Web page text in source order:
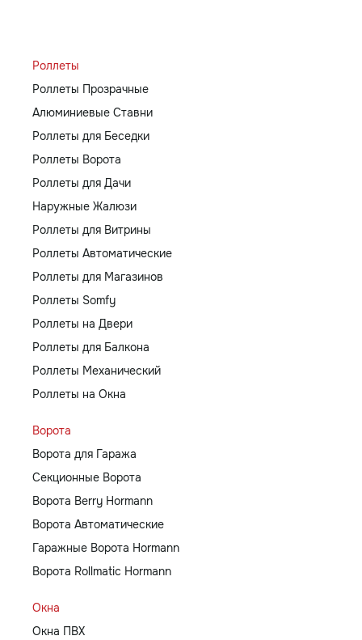
Роллеты
Роллеты Прозрачные
Алюминиевые Ставни
Роллеты для Беседки
Роллеты Ворота
Роллеты для Дачи
Наружные Жалюзи
Роллеты для Витрины
Роллеты Автоматические
Роллеты для Магазинов
Роллеты Somfy
Роллеты на Двери
Роллеты для Балкона
Роллеты Механический
Роллеты на Окна
Ворота
Ворота для Гаража
Секционные Ворота
Ворота Berry Hormann
Ворота Автоматические
Гаражные Ворота Hormann
Ворота Rollmatic Hormann
Окна
Окна ПВХ